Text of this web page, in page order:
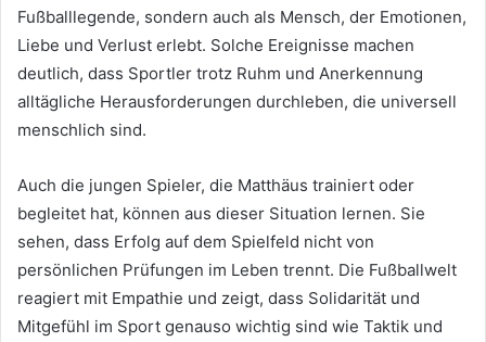
Fußballlegende, sondern auch als Mensch, der Emotionen,
Liebe und Verlust erlebt. Solche Ereignisse machen
deutlich, dass Sportler trotz Ruhm und Anerkennung
alltägliche Herausforderungen durchleben, die universell
menschlich sind.
Auch die jungen Spieler, die Matthäus trainiert oder
begleitet hat, können aus dieser Situation lernen. Sie
sehen, dass Erfolg auf dem Spielfeld nicht von
persönlichen Prüfungen im Leben trennt. Die Fußballwelt
reagiert mit Empathie und zeigt, dass Solidarität und
Mitgefühl im Sport genauso wichtig sind wie Taktik und